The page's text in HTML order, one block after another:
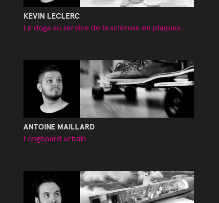
KEVIN LECLERC
Le doga au service de la sclérose en plaques
ANTOINE MAILLARD
Longboard urbain